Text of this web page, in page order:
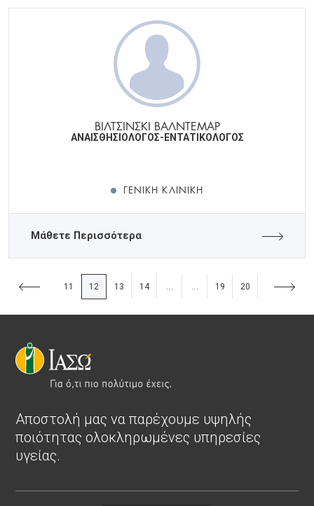
ΒΙΛΤΣΙΝΣΚΙ ΒΑΛΝΤΕΜΑΡ
ΑΝΑΙΣΘΗΣΙΟΛΟΓΟΣ-ΕΝΤΑΤΙΚΟΛΟΓΟΣ
ΓΕΝΙΚΉ ΚΛΙΝΙΚΉ
Μάθετε Περισσότερα
11 12 13 14 ... ... 19 20
Αποστολή μας να παρέχουμε υψηλής
ποιότητας ολοκληρωμένες υπηρεσίες
υγείας.